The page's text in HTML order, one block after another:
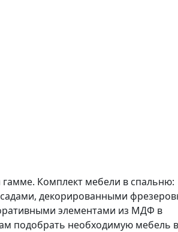
Комплект мебели в спальню:
декорированными
элементами из МДФ в
подобрать необходимую мебель в